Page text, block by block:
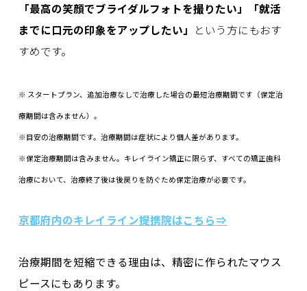
「最高の笑顔でブライダルフォトを撮りたい」「就活
までに口元の印象をアップしたい」 という方にもおす
すめです。
※ スタートプラン、追加治療なしで治療した場合の最短治療期間です（保定治
療期間は含みません）。
※目安の治療期間です。治療期間は症状により個人差があります。
※保定治療期間は含みません。キレイライン矯正に限らず、すべての矯正歯科
治療において、治療終了後は後戻りを防ぐため保定治療が必要です。
京都府内のキレイライン提携院はこちら⇒
治療期間を短縮できる理由は、精密に作られたマウス
ピースにもあります。